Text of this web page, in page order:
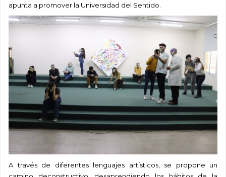
apunta a promover la Universidad del Sentido.
A través de diferentes lenguajes artísticos, se propone un